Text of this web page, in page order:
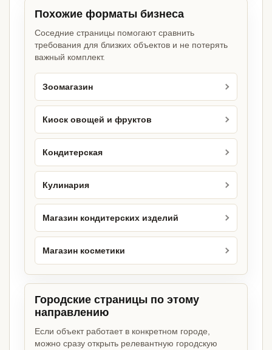
Похожие форматы бизнеса
Соседние страницы помогают сравнить
требования для близких объектов и не потерять
важный комплект.
Зоомагазин
Киоск овощей и фруктов
Кондитерская
Кулинария
Магазин кондитерских изделий
Магазин косметики
Городские страницы по этому
направлению
Если объект работает в конкретном городе,
можно сразу открыть релевантную городскую